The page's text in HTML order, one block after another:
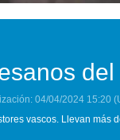
04/04/2024 15:20
vascos. Llevan más